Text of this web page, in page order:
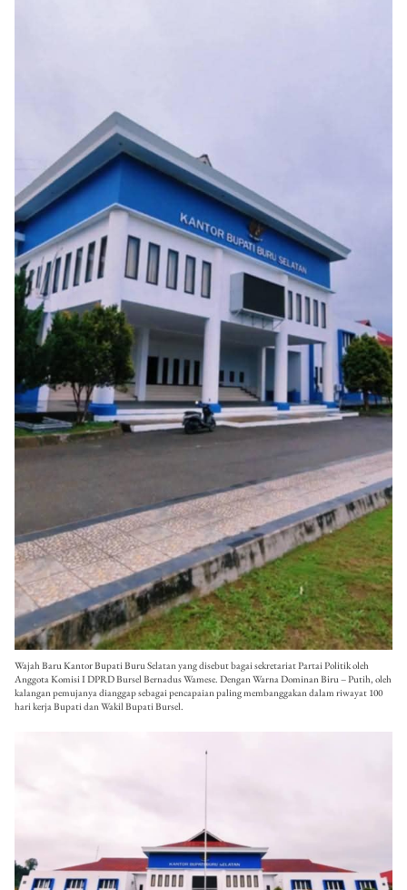
Wajah Baru Kantor Bupati Buru Selatan yang disebut bagai sekretariat Partai Politik oleh
Anggota Komisi I DPRD Bursel Bernadus Wamese. Dengan Warna Dominan Biru – Putih, oleh
kalangan pemujanya dianggap sebagai pencapaian paling membanggakan dalam riwayat 100
hari kerja Bupati dan Wakil Bupati Bursel.